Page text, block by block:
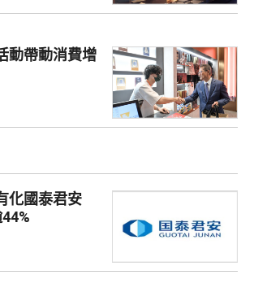
動帶動消費增
化國泰君安